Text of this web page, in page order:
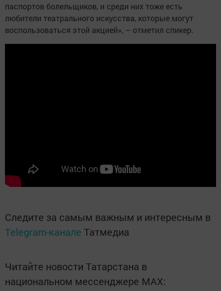
паспортов болельщиков, и среди них тоже есть
любители театрального искусства, которые могут
воспользоваться этой акцией», – отметил спикер.
Следите за самым важным и интересным в
Telegram-канале Татмедиа
Читайте новости Татарстана в
национальном мессенджере MАХ: